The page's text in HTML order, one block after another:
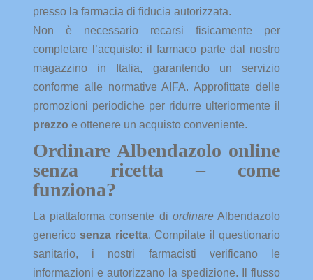
presso la farmacia di fiducia autorizzata.
Non è necessario recarsi fisicamente per
completare l’acquisto: il farmaco parte dal nostro
magazzino in Italia, garantendo un servizio
conforme alle normative AIFA. Approfittate delle
promozioni periodiche per ridurre ulteriormente il
prezzo e ottenere un acquisto conveniente.
Ordinare Albendazolo online
senza ricetta – come
funziona?
La piattaforma consente di ordinareAlbendazolo
genericosenza ricetta. Compilate il questionario
sanitario, i nostri farmacisti verificano le
informazioni e autorizzano la spedizione. Il flusso